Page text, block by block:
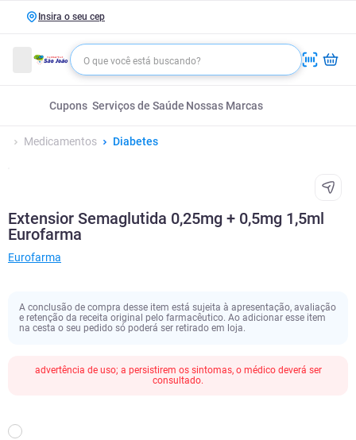
Insira o seu cep
Cupons Serviços de Saúde Nossas Marcas
Medicamentos Diabetes
Extensior Semaglutida 0,25mg + 0,5mg 1,5ml
Eurofarma
Eurofarma
A conclusão de compra desse item está sujeita à apresentação, avaliação
e retenção da receita original pelo farmacêutico. Ao adicionar esse item
na cesta o seu pedido só poderá ser retirado em loja.
advertência de uso; a persistirem os sintomas, o médico deverá ser
consultado.